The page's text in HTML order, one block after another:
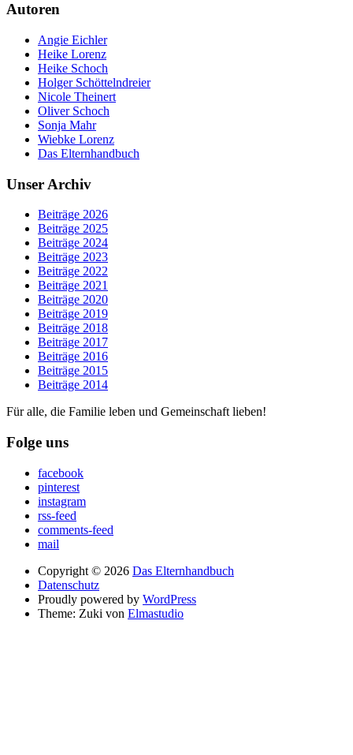
Autoren
Angie Eichler
Heike Lorenz
Heike Schoch
Holger Schöttelndreier
Nicole Theinert
Oliver Schoch
Sonja Mahr
Wiebke Lorenz
Das Elternhandbuch
Unser Archiv
Beiträge 2026
Beiträge 2025
Beiträge 2024
Beiträge 2023
Beiträge 2022
Beiträge 2021
Beiträge 2020
Beiträge 2019
Beiträge 2018
Beiträge 2017
Beiträge 2016
Beiträge 2015
Beiträge 2014
Für alle, die Familie leben und Gemeinschaft lieben!
Folge uns
facebook
pinterest
instagram
rss-feed
comments-feed
mail
Copyright © 2026 Das Elternhandbuch
Datenschutz
Proudly powered by WordPress
Theme: Zuki von Elmastudio